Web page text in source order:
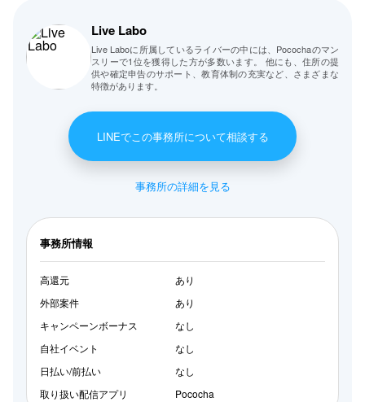
Live Labo
Live Laboに所属しているライバーの中には、Pocochaのマン
スリーで1位を獲得した方が多数います。 他にも、住所の提
供や確定申告のサポート、教育体制の充実など、さまざまな
特徴があります。
LINEでこの事務所について相談する
事務所の詳細を見る
事務所情報
高還元
あり
外部案件
あり
キャンペーンボーナス
なし
自社イベント
なし
日払い/前払い
なし
取り扱い配信アプリ
Pococha